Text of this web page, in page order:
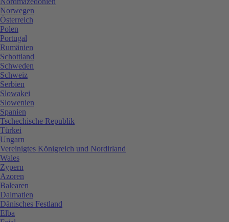
Norwegen
Österreich
Polen
Portugal
Rumänien
Schottland
Schweden
Schweiz
Serbien
Slowakei
Slowenien
Spanien
Tschechische Republik
Türkei
Ungarn
Vereinigtes Königreich und Nordirland
Wales
Zypern
Azoren
Balearen
Dalmatien
Dänisches Festland
Elba